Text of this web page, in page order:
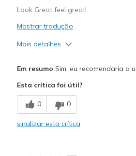
Look Great feel great!
Mostrar tradução
Mais detalhes
Comfortable
Melhores utilizações
Casual Wear
Em resumo Sim, eu recomendaria a
Esta crítica foi útil?
0 0
sinalizar esta crítica